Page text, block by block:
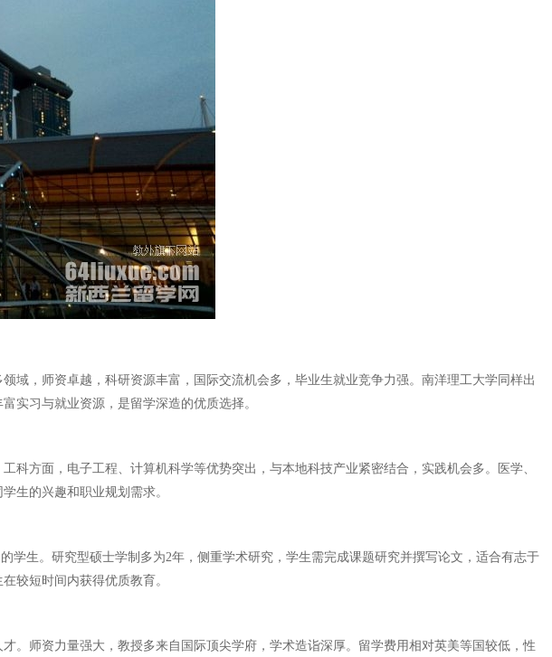
域，师资卓越，科研资源丰富，国际交流机会多，毕业生就业竞争力强。南洋理工大学同样出
实习与就业资源，是留学深造的优质选择。
方面，电子工程、计算机科学等优势突出，与本地科技产业紧密结合，实践机会多。医学、
生的兴趣和职业规划需求。
生。研究型硕士学制多为2年，侧重学术研究，学生需完成课题研究并撰写论文，适合有志于
较短时间内获得优质教育。
。师资力量强大，教授多来自国际顶尖学府，学术造诣深厚。留学费用相对英美等国较低，性